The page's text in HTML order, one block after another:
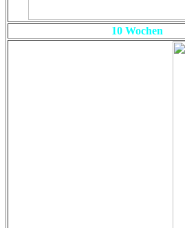
10 Wochen